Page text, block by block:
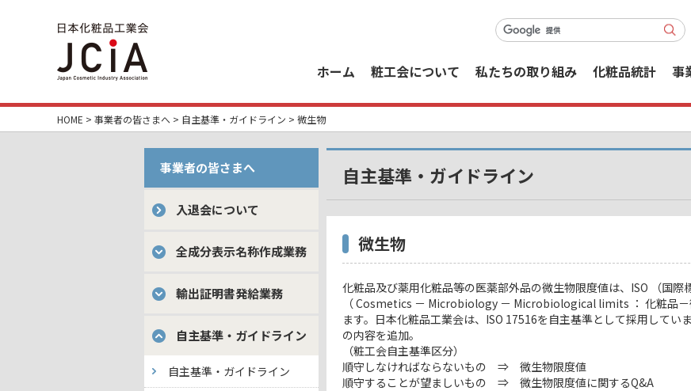
ホーム 粧工会について 私たちの取り組み 化粧品統計 事
HOME > 事業者の皆さまへ > 自主基準・ガイドライン > 微生物
事業者の皆さまへ
入退会について
全成分表示名称作成業務
輸出証明書発給業務
自主基準・ガイドライン
自主基準・ガイドライン
自主基準・ガイドライン
微生物
化粧品及び薬用化粧品等の医薬部外品の微生物限度値は、ISO （国際
（ Cosmetics － Microbiology － Microbiological limits ： 化粧品
ます。日本化粧品工業会は、ISO 17516を自主基準として採用してい
の内容を追加。
（粧工会自主基準区分）
順守しなければならないもの ⇒ 微生物限度値
順守することが望ましいもの ⇒ 微生物限度値に関するQ&A